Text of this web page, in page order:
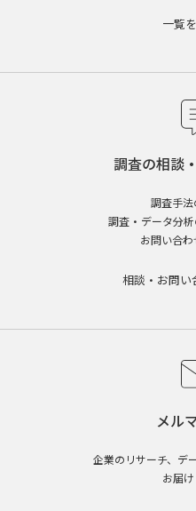
一覧
調査の相談
調査手法
調査・データ分
お問い合わ
相談・お問い
メル
企業のリサーチ、デ
お届け